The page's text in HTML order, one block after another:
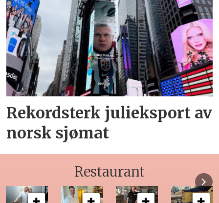
Rekordsterk julieksport av
norsk sjømat
Restaurant